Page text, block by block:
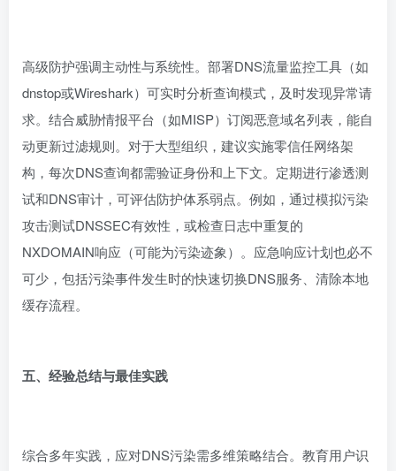
高级防护强调主动性与系统性。部署DNS流量监控工具（如
dnstop或Wireshark）可实时分析查询模式，及时发现异常请
求。结合威胁情报平台（如MISP）订阅恶意域名列表，能自
动更新过滤规则。对于大型组织，建议实施零信任网络架
构，每次DNS查询都需验证身份和上下文。定期进行渗透测
试和DNS审计，可评估防护体系弱点。例如，通过模拟污染
攻击测试DNSSEC有效性，或检查日志中重复的
NXDOMAIN响应（可能为污染迹象）。应急响应计划也必不
可少，包括污染事件发生时的快速切换DNS服务、清除本地
缓存流程。
五、经验总结与最佳实践
综合多年实践，应对DNS污染需多维策略结合。教育用户识